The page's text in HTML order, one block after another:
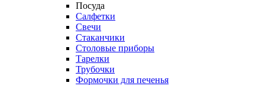
Посуда
Салфетки
Свечи
Стаканчики
Столовые приборы
Тарелки
Трубочки
Формочки для печенья